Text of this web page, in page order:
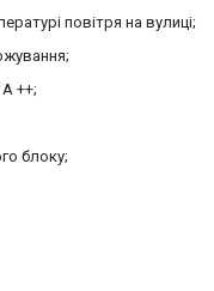
повітря на вулиці;
++;
блоку;